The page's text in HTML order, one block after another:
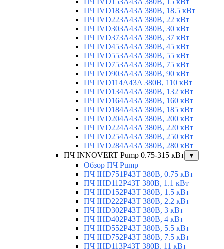
ПЧ IVD153A43A 380В, 15 кВт
ПЧ IVD183A43A 380В, 18.5 кВт
ПЧ IVD223A43A 380В, 22 кВт
ПЧ IVD303A43A 380В, 30 кВт
ПЧ IVD373A43A 380В, 37 кВт
ПЧ IVD453A43A 380В, 45 кВт
ПЧ IVD553A43A 380В, 55 кВт
ПЧ IVD753A43A 380В, 75 кВт
ПЧ IVD903A43A 380В, 90 кВт
ПЧ IVD114A43A 380В, 110 кВт
ПЧ IVD134A43A 380В, 132 кВт
ПЧ IVD164A43A 380В, 160 кВт
ПЧ IVD184A43A 380В, 185 кВт
ПЧ IVD204A43A 380В, 200 кВт
ПЧ IVD224A43A 380В, 220 кВт
ПЧ IVD254A43A 380В, 250 кВт
ПЧ IVD284A43A 380В, 280 кВт
ПЧ INNOVERT Pump 0.75-315 кВт
▼
Обзор ПЧ Pump
ПЧ IHD751P43T 380В, 0.75 кВт
ПЧ IHD112P43T 380В, 1.1 кВт
ПЧ IHD152P43T 380В, 1.5 кВт
ПЧ IHD222P43T 380В, 2.2 кВт
ПЧ IHD302P43T 380В, 3 кВт
ПЧ IHD402P43T 380В, 4 кВт
ПЧ IHD552P43T 380В, 5.5 кВт
ПЧ IHD752P43T 380В, 7.5 кВт
ПЧ IHD113P43T 380В, 11 кВт